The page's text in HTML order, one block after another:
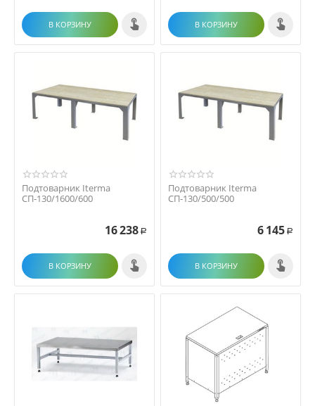
В КОРЗИНУ В КОРЗИНУ
Подтоварник Iterma
СП-130/1600/600
16 238 Р
В КОРЗИНУ
Подтоварник Iterma
СП-130/500/500
6 145 Р
В КОРЗИНУ